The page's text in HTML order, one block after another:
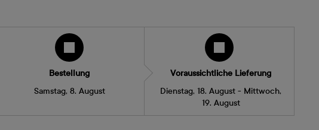
Bestellung
Samstag, 8. August
Voraussichtliche Lieferung
Dienstag, 18. August - Mittwoch,
19. August